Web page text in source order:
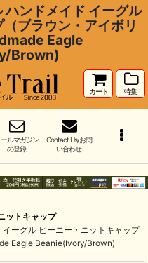
ハンドメイド イーグル
ブラウン・アイボリ
Eagle
Brown)
カート 特集
ールマガジン
の登録
Contact Us/お問
い合わせ
ットキャップ
ーグル ビーニー・ニットキャップ
Eagle Beanie(Ivory/Brown)